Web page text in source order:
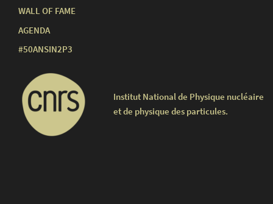
WALL OF FAME
AGENDA
#50ANSIN2P3
Institut National de Physique nucléaire
et de physique des particules.